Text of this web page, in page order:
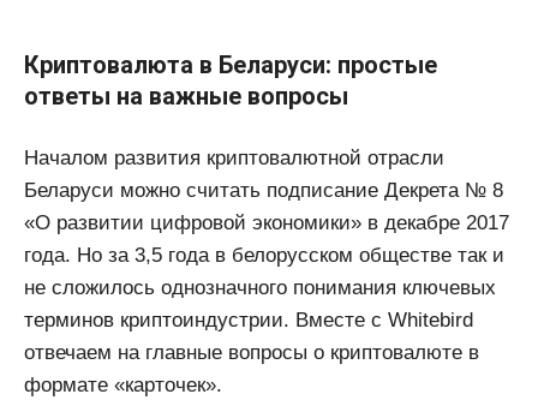
Криптовалюта в Беларуси: простые
ответы на важные вопросы
Началом развития криптовалютной отрасли
Беларуси можно считать подписание Декрета № 8
«О развитии цифровой экономики» в декабре 2017
года. Но за 3,5 года в белорусском обществе так и
не сложилось однозначного понимания ключевых
терминов криптоиндустрии. Вместе с Whitebird
отвечаем на главные вопросы о криптовалюте в
формате «карточек».